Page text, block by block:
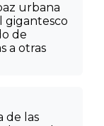
urbana
gigantesco
de
a otras
de las